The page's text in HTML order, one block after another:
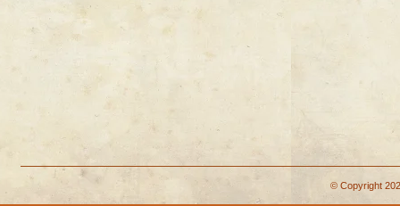
© Copyright